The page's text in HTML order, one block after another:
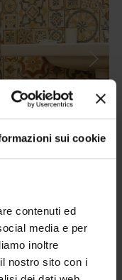
sui cookie
contenuti ed
media e per
inoltre
nostro sito con i
CAMERA